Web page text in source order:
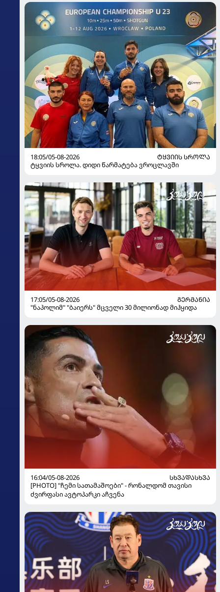
18:05/05-08-2026
ᲢᲧᲕᲘᲘᲡ ᲡᲠᲝᲚᲐ
ტყვიის სროლა. დიდი წარმატება ვროცლავში
17:05/05-08-2026
ᲒᲔᲠᲛᲐᲜᲘᲐ
"ნაპოლიმ" "ბაიერს" მცველი 30 მილიონად მიჰყიდა
16:04/05-08-2026
ᲡᲮᲕᲐᲓᲐᲡᲮᲕᲐ
[PHOTO] "ჩემი სათამაშოები" - რონალდომ თავისი
ძვირფასი ავტოპარკი აჩვენა